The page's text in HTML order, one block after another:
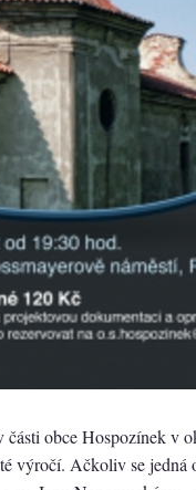
obce Hospozínek v
výročí. Ačkoliv se jedná